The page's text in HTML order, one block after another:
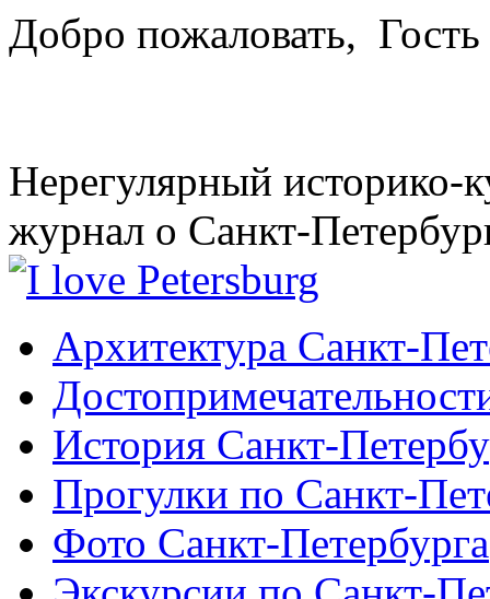
Добро пожаловать, Гость
Нерегулярный историко-
журнал о Санкт-
Архитектура Санкт-
История Санкт-
Прогулки по Санкт-
Фото Санкт-Петербурга